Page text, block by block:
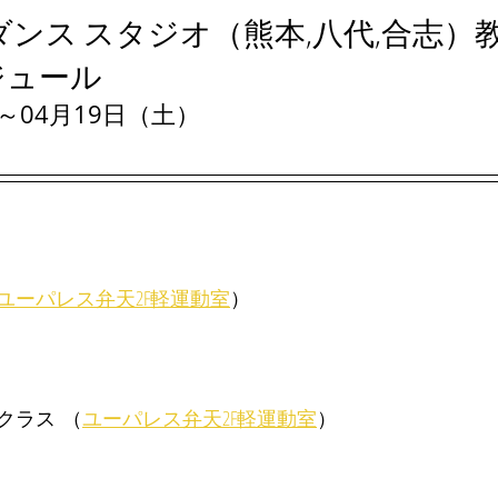
ス スタジオ（熊本,八代,合志）
ール
04月19日（土）
ーパレス弁天2F軽運動室）
ス  （ユーパレス弁天2F軽運動室）